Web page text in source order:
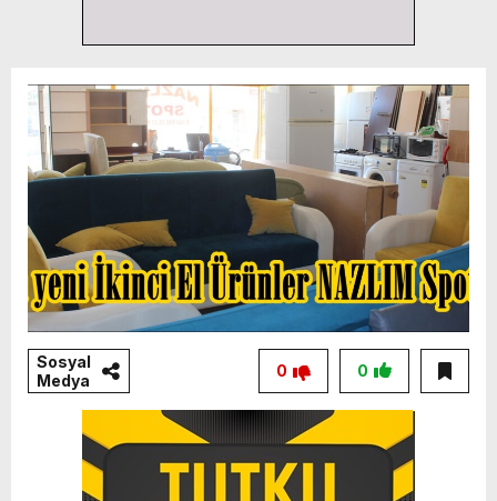
Sosyal
Medya
0
0